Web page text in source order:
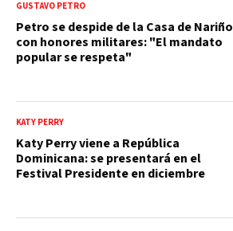
GUSTAVO PETRO
Petro se despide de la Casa de Nariño
con honores militares: "El mandato
popular se respeta"
KATY PERRY
Katy Perry viene a República
Dominicana: se presentará en el
Festival Presidente en diciembre